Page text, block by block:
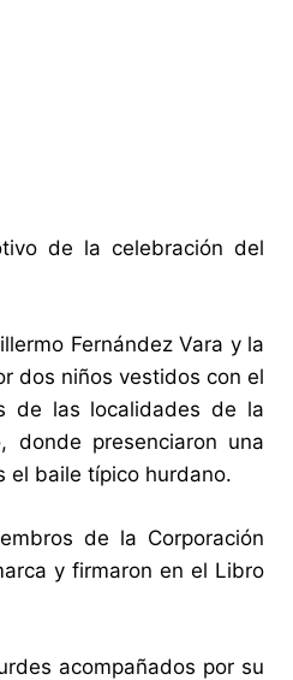
de la celebración del
Fernández Vara y la
dos niños vestidos con el
de las localidades de la
donde presenciaron una
el baile típico hurdano.
de la Corporación
y firmaron en el Libro
acompañados por su